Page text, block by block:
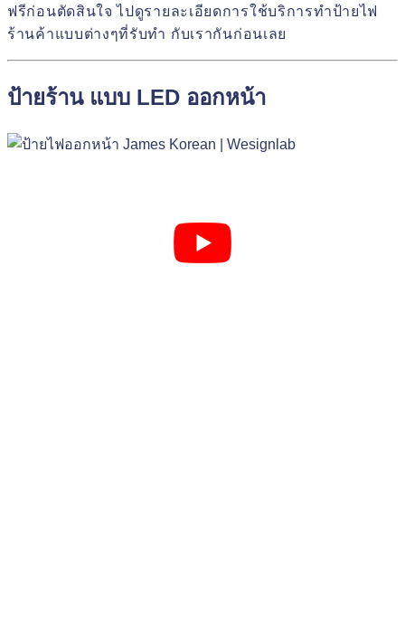
ฟรีก่อนตัดสินใจ ไปดูรายละเอียดการใช้บริการทำป้ายไฟ
ร้านค้าแบบต่างๆที่รับทำ กับเรากันก่อนเลย
ป้ายร้าน แบบ LED ออกหน้า